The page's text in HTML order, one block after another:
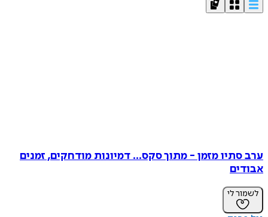
ערב סתיו מזמן - מתוך סקס... דמיונות מודחקים, זמנים
אבודים
לשמור לי